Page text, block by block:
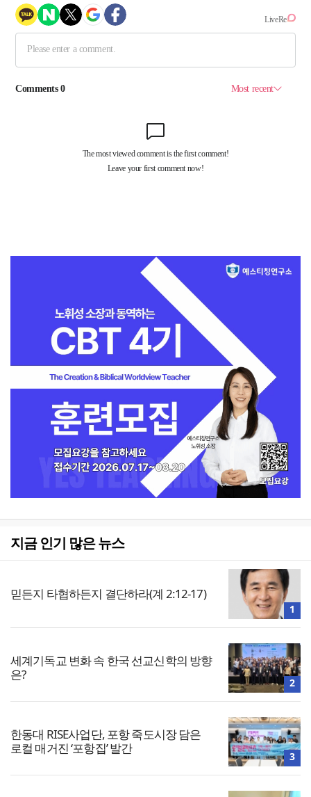
지금 인기 많은 뉴스
믿든지 타협하든지 결단하라(계 2:12-17)
1
세계기독교 변화 속 한국 선교신학의 방향
은?
2
한동대 RISE사업단, 포항 죽도시장 담은
로컬 매거진 ‘포항집’ 발간
3